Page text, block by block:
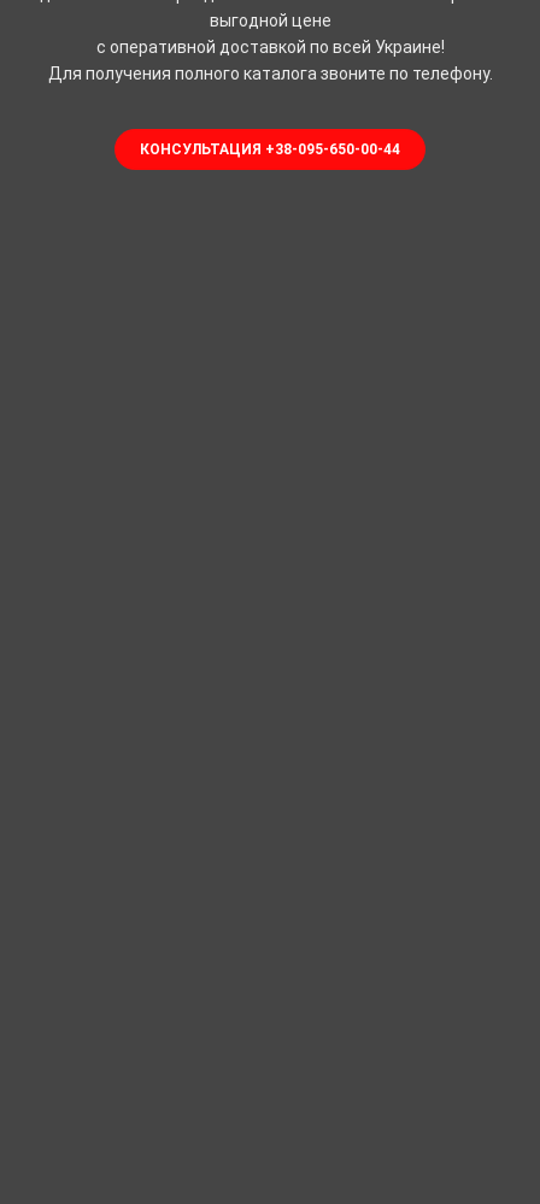
выгодной цене
с оперативной доставкой по всей Украине!
Для получения полного каталога звоните по телефону.
КОНСУЛЬТАЦИЯ +38-095-650-00-44